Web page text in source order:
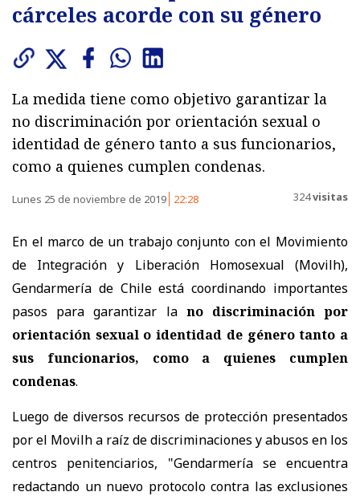
cárceles acorde con su género
La medida tiene como objetivo garantizar la
no discriminación por orientación sexual o
identidad de género tanto a sus funcionarios,
como a quienes cumplen condenas.
Lunes 25 de noviembre de 2019 22:28 324visitas
En el marco de un trabajo conjunto con el Movimiento
de Integración y Liberación Homosexual (Movilh),
Gendarmería de Chile está coordinando importantes
pasos para garantizar la no discriminación por
orientación sexual o identidad de género tanto a
sus funcionarios, como a quienes cumplen
condenas.
Luego de diversos recursos de protección presentados
por el Movilh a raíz de discriminaciones y abusos en los
centros penitenciarios, "Gendarmería se encuentra
redactando un nuevo protocolo contra las exclusiones